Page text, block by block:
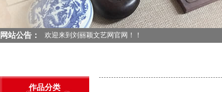
网站公告：
欢迎来到刘丽颖文艺网官网！！
欢迎来到刘丽颖文艺网官网！！
欢迎来到刘丽颖文艺网官网！！
欢迎来到刘丽颖文艺网官网！！
作品分类